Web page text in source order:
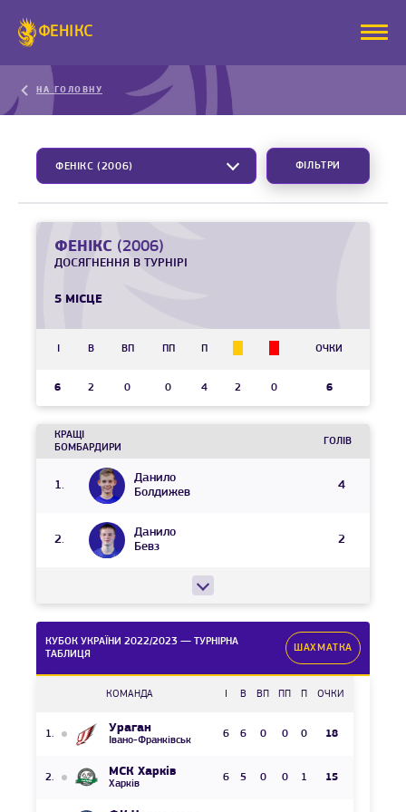
ФЕНІКС
НА ГОЛОВНУ
ФЕНІКС (2006) ФІЛЬТРИ
ФЕНІКС (2006)
ДОСЯГНЕННЯ В ТУРНІРІ
5 МІСЦЕ
В ВП ПП П ОЧКИ
6 2 0 0 4 2 0 6
КРАЩІ
БОМБАРДИРИ
ГОЛІВ
Данило
Болдижев
4
Данило
Бевз
2
КУБОК УКРАЇНИ 2022/2023 — ТУРНІРНА
ТАБЛИЦЯ
ШАХМАТКА
КОМАНДА В ВП ПП П ОЧКИ
Ураган
Івано-Франківськ
6 6 0 0 0 18
МСК Харків
Харків
6 5 0 0 1 15